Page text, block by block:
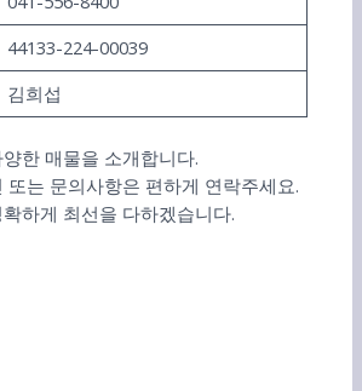
44133-224-00039
김희섭
한 매물을 소개합니다.
또는 문의사항은 편하게 연락주세요.
하게 최선을 다하겠습니다.